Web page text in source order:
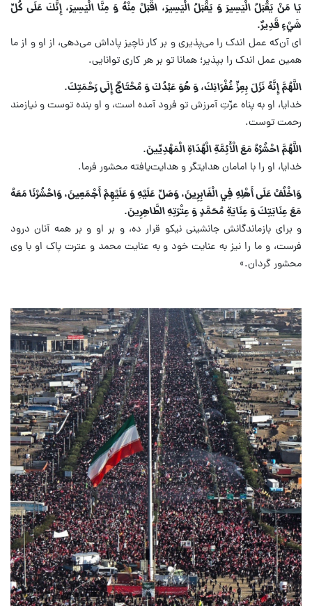
يَا مَنْ يَقْبَلُ الْيَسِيرَ وَ يَقْبَلُ الْيَسِيرَ، اقْبَلْ مِنْهُ وَ مِنَّا الْيَسِيرَ، إِنَّكَ عَلَی كُلِّ
شَيْءٍ قَدِيرٌ.
ای آن‌که عمل اندک را می‌پذیری و بر کار ناچیز پاداش می‌دهی، از او و از ما
همین عمل اندک را بپذیر؛ همانا تو بر هر کاری توانایی.
اللَّهُمَّ إِنَّهُ نَزَلَ بِعِزِّ غُفْرَانِكَ، وَ هُوَ عَبْدُكَ وَ مُحْتَاجٌ إِلَی رَحْمَتِكَ.
خدایا، او به پناه عزّتِ آمرزش تو فرود آمده است، و او بنده توست و نیازمند
رحمت توست.
اللَّهُمَّ احْشُرْهُ مَعَ الْأَئِمَّةِ الْهُدَاةِ الْمَهْدِيِّينَ.
خدایا، او را با امامان هدایتگر و هدایت‌یافته محشور فرما.
وَاخْلُفْ عَلَى أَهْلِهِ فِي الْغَابِرِينَ، وَصَلِّ عَلَيْهِ وَ عَلَيْهِمْ أَجْمَعِينَ، وَاحْشُرْنَا مَعَهُ
مَعَ عِنَايَتِكَ وَ عِنَايَةِ مُحَمَّدٍ وَ عِتْرَتِهِ الطَّاهِرِينَ.
و برای بازماندگانش جانشینی نیکو قرار ده، و بر او و بر همه آنان درود
فرست، و ما را نیز به عنایت خود و به عنایت محمد و عترت پاک او با وی
محشور گردان.»